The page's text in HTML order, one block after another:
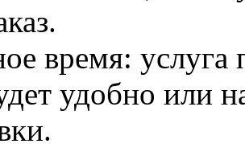
время: услуга
удобно или